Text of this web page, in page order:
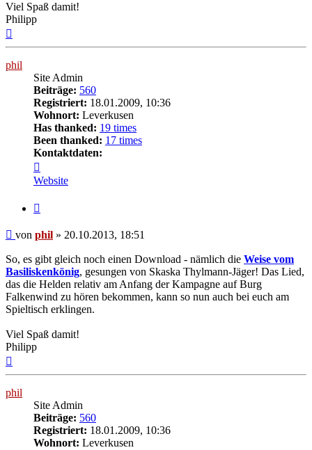
Viel Spaß damit!
Philipp
phil
Site Admin
Beiträge: 560
Registriert: 18.01.2009, 10:36
Wohnort: Leverkusen
Has thanked: 19 times
Been thanked: 17 times
Kontaktdaten:
von
phil
Website
Beitrag
von phil » 20.10.2013, 18:51
So, es gibt gleich noch einen Download - nämlich die Weise vom
Basiliskenkönig, gesungen von Skaska Thylmann-Jäger! Das Lied,
das die Helden relativ am Anfang der Kampagne auf Burg
Falkenwind zu hören bekommen, kann so nun auch bei euch am
Spieltisch erklingen.
Viel Spaß damit!
Philipp
phil
Site Admin
Beiträge: 560
Registriert: 18.01.2009, 10:36
Wohnort: Leverkusen